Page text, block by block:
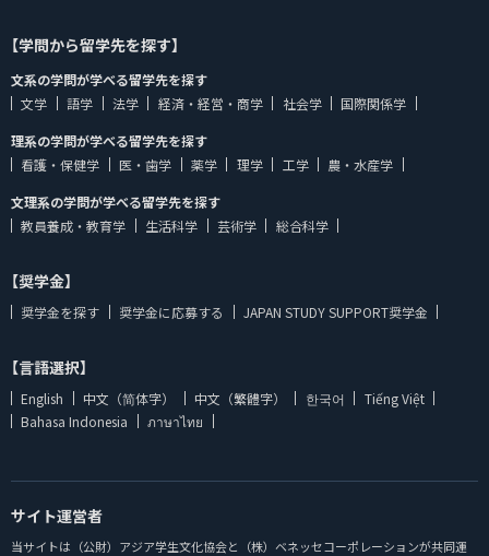
【学問から留学先を探す】
文系の学問が学べる留学先を探す
文学
語学 法学 経済・経営・商学 社会学
国際関係学
理系の学問が学べる留学先を探す
看護・保健学
医・歯学 薬学 理学 工学
農・水産学
文理系の学問が学べる留学先を探す
教員養成・教育学
生活科学 芸術学 総合科学
【奨学金】
奨学金を探す 奨学金に応募する JAPAN STUDY SUPPORT奨学金
【言語選択】
English 中文（简体字） 中文（繁體字） 한국어
Tiếng Việt
Bahasa Indonesia
ภาษาไทย
サイト運営者
当サイトは（公財）アジア学生文化協会と（株）ベネッセコーポレーションが共同運